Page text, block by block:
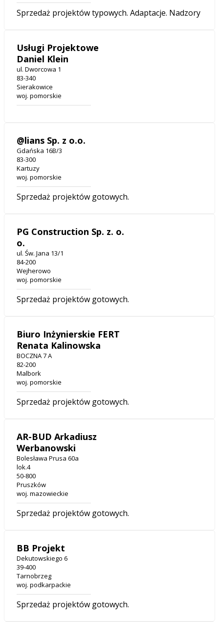
Sprzedaż projektów typowych. Adaptacje. Nadzory
Usługi Projektowe
Daniel Klein
ul. Dworcowa 1
83-340
Sierakowice
woj. pomorskie
@lians Sp. z o.o.
Gdańska 16B/3
83-300
Kartuzy
woj. pomorskie
Sprzedaż projektów gotowych.
PG Construction Sp. z. o.
o.
ul. Św. Jana 13/1
84-200
Wejherowo
woj. pomorskie
Sprzedaż projektów gotowych.
Biuro Inżynierskie FERT
Renata Kalinowska
BOCZNA 7 A
82-200
Malbork
woj. pomorskie
Sprzedaż projektów gotowych.
AR-BUD Arkadiusz
Werbanowski
Bolesława Prusa 60a
lok.4
50-800
Pruszków
woj. mazowieckie
Sprzedaż projektów gotowych.
BB Projekt
Dekutowskiego 6
39-400
Tarnobrzeg
woj. podkarpackie
Sprzedaż projektów gotowych.